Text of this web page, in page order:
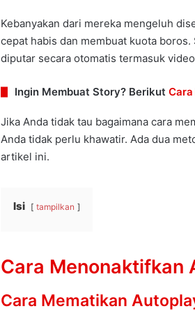
Kebanyakan dari mereka mengeluh
cepat habis dan membuat kuota
diputar secara otomatis termasuk
Ingin Membuat Story? Berikut
Jika Anda tidak tau bagaimana cara
Anda tidak perlu khawatir. Ada dua
artikel ini.
Isi tampilkan
Cara Menonaktifkan
Cara Mematikan